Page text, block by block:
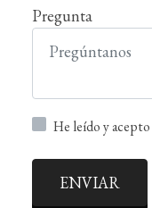
Pregunta
He leído y acepto
ENVIAR